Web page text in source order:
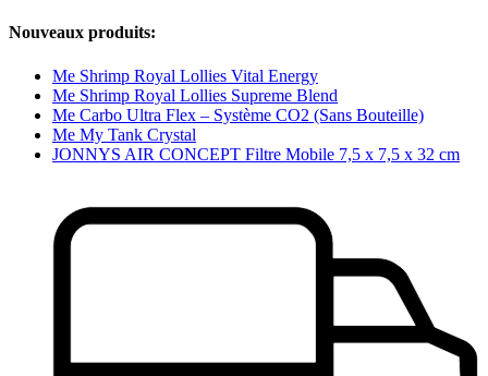
Nouveaux produits:
Me Shrimp Royal Lollies Vital Energy
Me Shrimp Royal Lollies Supreme Blend
Me Carbo Ultra Flex – Système CO2 (Sans Bouteille)
Me My Tank Crystal
JONNYS AIR CONCEPT Filtre Mobile 7,5 x 7,5 x 32 cm